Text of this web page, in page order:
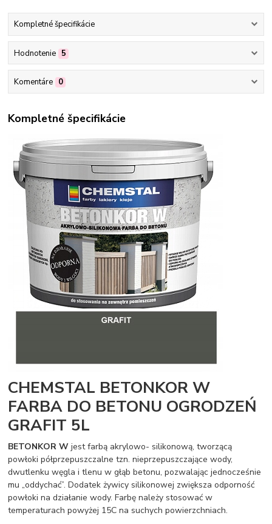
Kompletné špecifikácie
Hodnotenie 5
Komentáre 0
Kompletné špecifikácie
CHEMSTAL BETONKOR W
FARBA DO BETONU OGRODZEŃ
GRAFIT 5L
BETONKOR W jest farbą akrylowo- silikonową, tworzącą
powłoki półprzepuszczalne tzn. nieprzepuszczające wody,
dwutlenku węgla i tlenu w głąb betonu, pozwalając jednocześnie
mu „oddychać”. Dodatek żywicy silikonowej zwiększa odporność
powłoki na działanie wody. Farbę należy stosować w
temperaturach powyżej 15C na suchych powierzchniach.